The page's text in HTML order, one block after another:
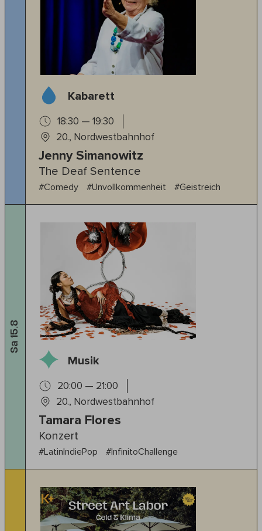
Kabarett
18:30 — 19:30
20., Nordwestbahnhof
Jenny Simanowitz
The Deaf Sentence
#Comedy #Unvollkommenheit #Geistreich
Sa 15.8
Musik
20:00 — 21:00
20., Nordwestbahnhof
Tamara Flores
Konzert
#LatinIndiePop #InfinitoChallenge